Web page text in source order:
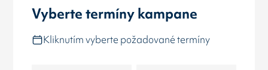
Vyberte termíny kampane
Kliknutím vyberte požadované termíny